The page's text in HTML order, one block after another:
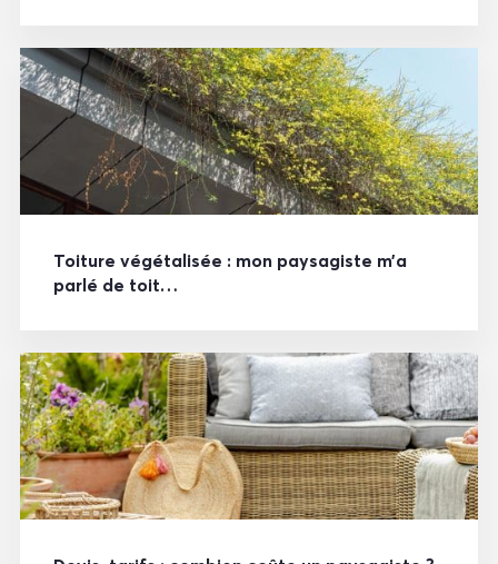
Toiture végétalisée : mon paysagiste m’a
parlé de toit…